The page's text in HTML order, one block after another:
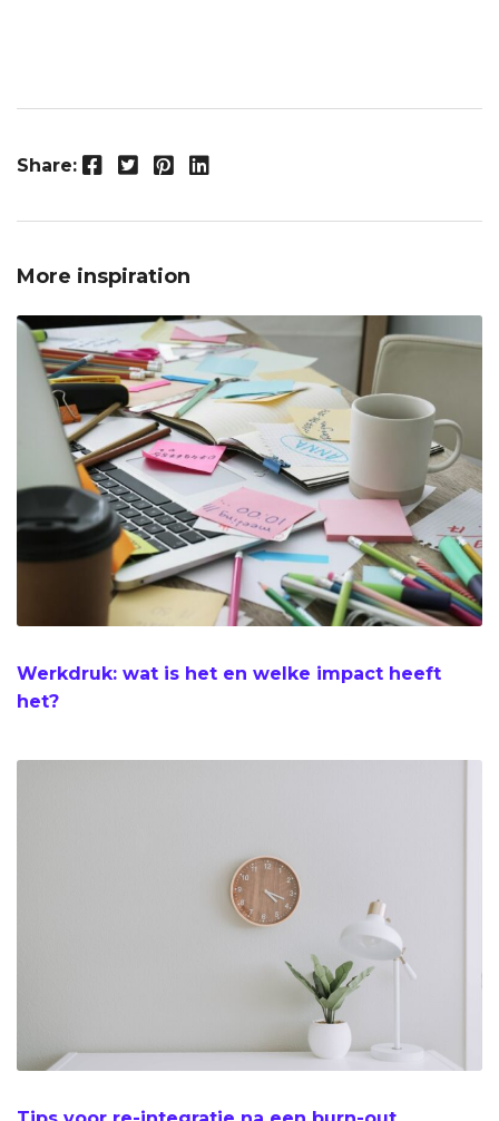
Share: Facebook Twitter Pinterest LinkedIn
More inspiration
Werkdruk: wat is het en welke impact heeft
het?